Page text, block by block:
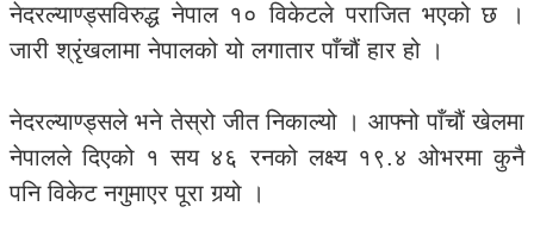
नेदरल्याण्ड्सविरुद्ध नेपाल १० विकेटले पराजित भएको छ ।
जारी श्रृंखलामा नेपालको यो लगातार पाँचौं हार हो ।
नेदरल्याण्ड्सले भने तेस्रो जीत निकाल्यो । आफ्नो पाँचौं खेलमा
नेपालले दिएको १ सय ४६ रनको लक्ष्य १९.४ ओभरमा कुनै
पनि विकेट नगुमाएर पूरा गर्‍यो ।